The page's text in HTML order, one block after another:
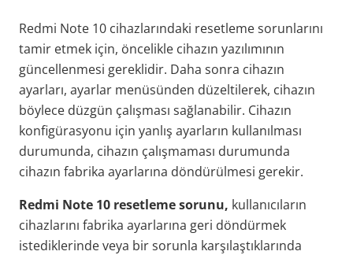
Redmi Note 10 cihazlarındaki resetleme sorunlarını
tamir etmek için, öncelikle cihazın yazılımının
güncellenmesi gereklidir. Daha sonra cihazın
ayarları, ayarlar menüsünden düzeltilerek, cihazın
böylece düzgün çalışması sağlanabilir. Cihazın
konfigürasyonu için yanlış ayarların kullanılması
durumunda, cihazın çalışmaması durumunda
cihazın fabrika ayarlarına döndürülmesi gerekir.
Redmi Note 10 resetleme sorunu, kullanıcıların
cihazlarını fabrika ayarlarına geri döndürmek
istediklerinde veya bir sorunla karşılaştıklarında